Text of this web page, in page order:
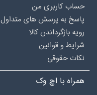
حساب کاربری من
پاسخ به پرسش های متداول
رویه بازگرداندن کالا
شرایط و قوانین
نکات حقوقی
همراه با اچ وک